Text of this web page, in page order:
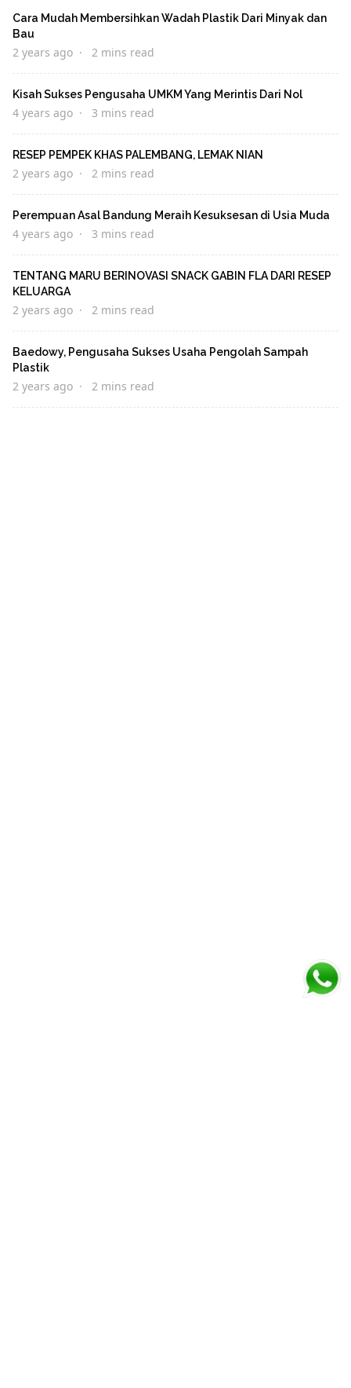
Cara Mudah Membersihkan Wadah Plastik Dari Minyak dan
Bau
2 years ago 2 mins read
Kisah Sukses Pengusaha UMKM Yang Merintis Dari Nol
4 years ago 3 mins read
RESEP PEMPEK KHAS PALEMBANG, LEMAK NIAN
2 years ago 2 mins read
Perempuan Asal Bandung Meraih Kesuksesan di Usia Muda
4 years ago 3 mins read
TENTANG MARU BERINOVASI SNACK GABIN FLA DARI RESEP
KELUARGA
2 years ago 2 mins read
Baedowy, Pengusaha Sukses Usaha Pengolah Sampah
Plastik
2 years ago 2 mins read